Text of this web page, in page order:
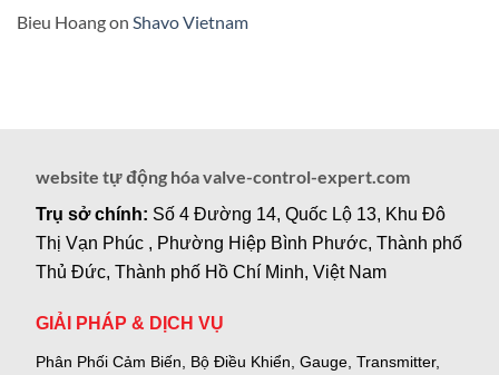
Bieu Hoangon Shavo Vietnam
website tự động hóa valve-control-expert.com
Trụ sở chính: Số 4 Đường 14, Quốc Lộ 13, Khu Đô
Thị Vạn Phúc , Phường Hiệp Bình Phước, Thành phố
Thủ Đức, Thành phố Hồ Chí Minh, Việt Nam
GIẢI PHÁP & DỊCH VỤ
Phân Phối Cảm Biến, Bộ Điều Khiển, Gauge, Transmitter,